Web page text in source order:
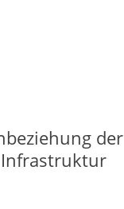
der
Infrastruktur